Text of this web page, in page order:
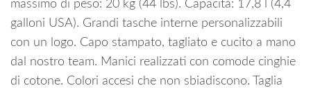
massimo di peso: 20 kg (44 lbs). Capacità: 17,8 l (4,4
galloni USA). Grandi tasche interne personalizzabili
con un logo. Capo stampato, tagliato e cucito a mano
dal nostro team. Manici realizzati con comode cinghie
di cotone. Colori accesi che non sbiadiscono. Taglia